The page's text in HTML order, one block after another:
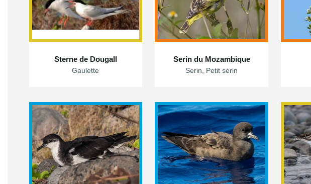
Sterne de Dougall
Gaulette
Serin du Mozambique
Serin, Petit serin